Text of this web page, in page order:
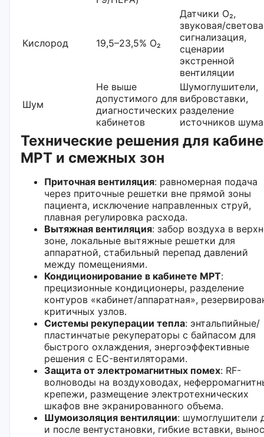
Кислород 19,5–23,5% O₂
Датчики O₂,
звуковая/
сигнализация,
сценарии
экстренной
вентиляции
Шум
Не выше
допустимого для
диагностических
кабинетов
Шумоглушители,
вибровставки,
разделение
источников шума
Технические решения для
МРТ и смежных зон
Приточная вентиляция: равномерная подача
через приточные решетки вне прямой зоны
пациента, исключение направленных струй,
плавная регулировка расхода.
Вытяжная вентиляция: забор воздуха в
зоне, локальные вытяжные решетки для
аппаратной, стабильный перепад давлений
между помещениями.
Кондиционирование в кабинете МРТ:
прецизионные кондиционеры, разделение
контуров «кабинет/аппаратная»,
критичных узлов.
Системы рекуперации тепла: энтальпийные/
пластинчатые рекуператоры с байпасом для
быстрого охлаждения, энергоэффективные
решения с EC-вентиляторами.
Защита от электромагнитных помех: RF-
волноводы на воздуховодах,
крепежи, размещение электротехнических
шкафов вне экранированного объема.
Шумоизоляция вентиляции: шумоглушители
и после вентустановки, гибкие вставки, вынос